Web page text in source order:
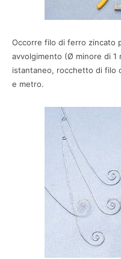
Occorre filo di ferro zincato
avvolgimento (Ø minore di 1
istantaneo, rocchetto di filo
e metro.